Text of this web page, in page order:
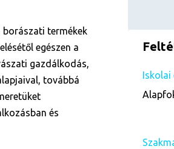
borászati termékek
egészen a
gazdálkodás,
továbbá
és
Iskolai